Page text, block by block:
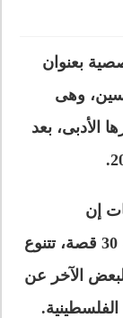
بعنوان
وهى
الأدبى، بعد
إن
المجموعة القصصية “فسحة بويكا” تضم 30 قصة، تتنوع
الآخر عن